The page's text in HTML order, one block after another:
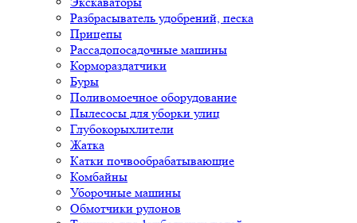
Разбрасыватель удобрений, песка
Прицепы
Рассадопосадочные машины
Кормораздатчики
Буры
Поливомоечное оборудование
Пылесосы для уборки улиц
Глубокорыхлители
Жатка
Катки почвообрабатывающие
Комбайны
Уборочные машины
Обмотчики рулонов